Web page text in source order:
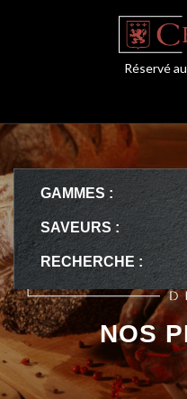
Réservé
GAMMES :
SAVEURS :
RECHERCHE :
NOS